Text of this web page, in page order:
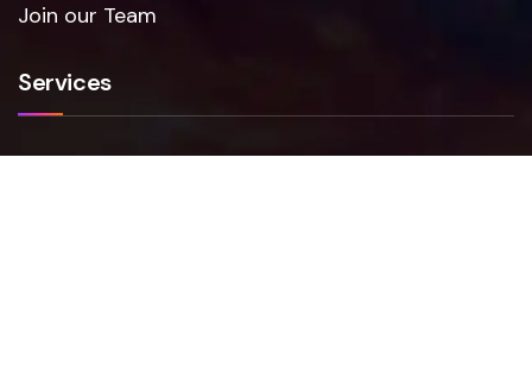
Join our Team
Services
Smartfense